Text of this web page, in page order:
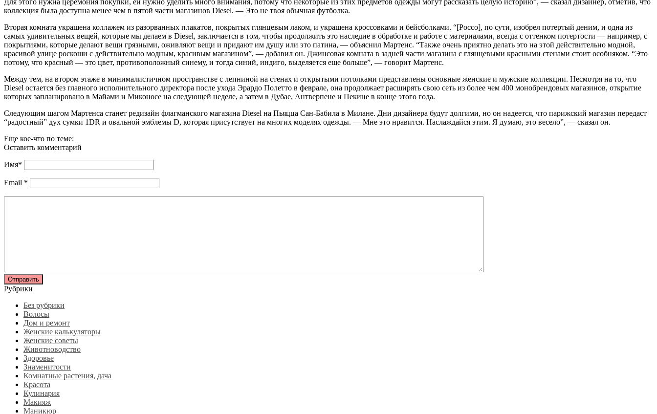
коллекция была доступна менее чем в пятой части магазинов Diesel. — Это не твоя обычная футболка.
Вторая комната украшена коллажем из разорванных плакатов, покрытых глянцевым лаком, и украшена кроссовками и бейсболками. “[Россо], по сути, изобрел потертый деним, и одна из
самых удивительных вещей, которые мы делаем в Diesel, заключается в том, чтобы продолжить это наследие в обработке и работе с материалами, всегда с оттенком потертости — например, с
покрытиями, которые делают вещи грязными, оживляют вещи и придают им душу или это патина, — объяснил Мартенс. “Также очень приятно делать это на этой действительно модной,
красивой улице роскоши с действительно модным, красивым магазином”, — добавил он. Джинсовая комната в задней части магазина с глянцевыми красными стенами стоит особняком. “Это
потому, что красный — это цвет, противоположный синему, и тогда синий, индиго, выделяется еще больше”, — говорит Мартенс.
Между тем, на втором этаже в минималистичном пространстве с лепниной на стенах и открытыми потолками представлены основные женские и мужские коллекции. Несмотря на то, что
Diesel остается без главного исполнительного директора после ухода Эрардо Полетто в феврале, она продолжает расширять свою сеть из более чем 400 монобрендовых магазинов, открытие
которых запланировано в Майами и Миконосе на следующей неделе, а затем в Дубае, Антверпене и Пекине в конце этого года.
Следующим шагом Мартенса станет редизайн флагманского магазина Diesel на Пьяцца Сан-Бабила в Милане. Дни дизайнера будут долгими, но он надеется, что парижский магазин передаст
“радостный” дух сумки 1DR и овальной эмблемы D, которая присутствует на многих моделях одежды. — Мне это нравится. Наслаждайся этим. Я думаю, это весело”, — сказал он.
Еще кое-что по теме:
Оставить комментарий
Имя*
Email *
Рубрики
Без рубрики
Волосы
Дом и ремонт
Женские калькуляторы
Женские советы
Животноводство
Здоровье
Знаменитости
Комнатные растения, дача
Красота
Кулинария
Макияж
Маникюр